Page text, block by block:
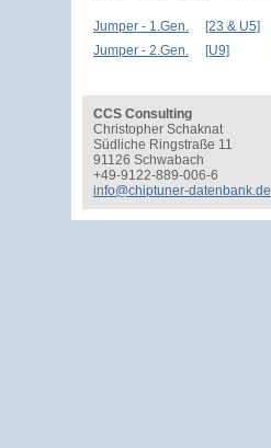
Jumper - 1.Gen. [23 & U5]
Jumper - 2.Gen.
[U9]
CCS Consulting
Christopher Schaknat
Südliche Ringstraße 11
91126 Schwabach
+49-9122-889-006-6
info@chiptuner-datenbank.de